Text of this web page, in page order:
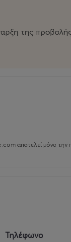
της
αποτελεί μόνο την
Τηλέφωνο